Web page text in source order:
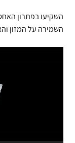
השקיעו בפתרון
השמירה על המזון